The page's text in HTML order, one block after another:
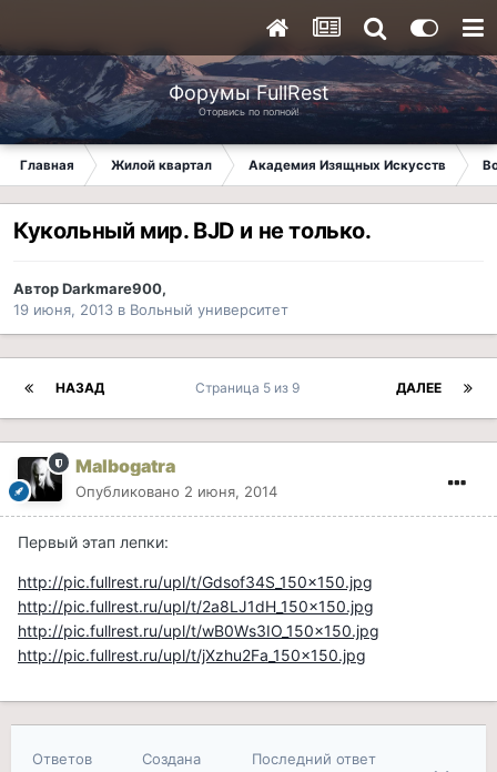
Форумы FullRest
Оторвись по полной!
Главная Жилой квартал Академия Изящных Искусств
Кукольный мир. BJD и не только.
АвторDarkmare900,
19 июня, 2013 в Вольный университет
НАЗАД ДАЛЕЕ
Страница 5 из 9
Malbogatra
Опубликовано 2 июня, 2014
Первый этап лепки:
http://pic.fullrest.ru/upl/t/Gdsof34S_150x150.jpg
http://pic.fullrest.ru/upl/t/2a8LJ1dH_150x150.jpg
http://pic.fullrest.ru/upl/t/wB0Ws3IO_150x150.jpg
http://pic.fullrest.ru/upl/t/jXzhu2Fa_150x150.jpg
Ответов Создана Последний ответ